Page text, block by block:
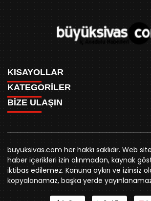
KISAYOLLAR
ANASAYFA
AKSU CANLI
MEYDAN CANLI
MEDRESELER CANLI
MERAKÜM CANLI
YUKARI TEKKE CANLI
KURUMSAL KİMLİK
REKLAM FİYATLARI
BİZE ULAŞIN
KÜNYE
KATEGORİLER
WHATSAPP
SPOR
SİYASET
BELEDİYE
SİVAS VALİLİĞİ
ÜNİVERSİTE
KURUMLAR
STK
YORUM
BİZE ULAŞIN
0346 221 00 60
buyuksivashaber@gmail.com
Örtülüpınar Mah. İnönü Bulvarı
Sivas
buyuksivas.com her hakkı saklıdır. Web
haber içerikleri izin alınmadan, kaynak
iktibas edilemez. Kanuna aykırı ve izinsiz
kopyalanamaz, başka yerde